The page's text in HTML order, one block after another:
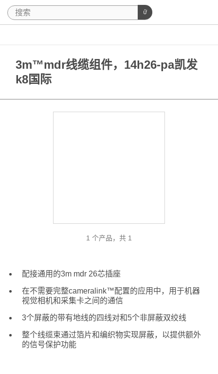
3m™mdr线缆组件，14h26-pa凯发
k8国际
1 个产品，共 1
配接通用的3m mdr 26芯插座
在不需要完整cameralink™配置的应用中，用于机器
视觉相机和采集卡之间的通信
3个屏蔽的带有地线的四线对和5个非屏蔽双绞线
整个线缆束通过箔片和编织物实现屏蔽，以提供额外
的信号保护功能